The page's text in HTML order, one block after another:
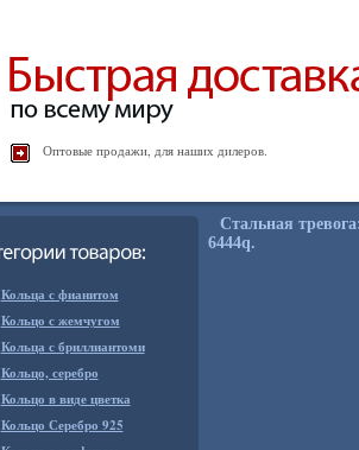
Оптовые продажи, для наших дилеров.
Кольца с фианитом
Кольцо с жемчугом
Кольца с бриллиантоми
Кольцо, серебро
Кольцо в виде цветка
Кольцо Серебро 925
Стальная
6444q.